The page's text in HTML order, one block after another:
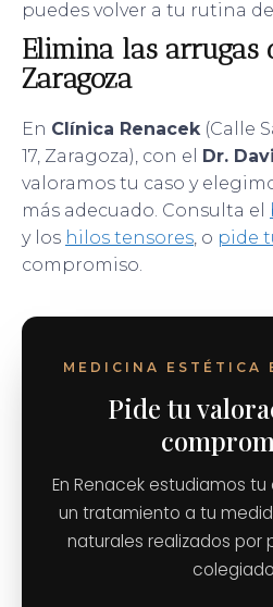
puedes volver a tu rutina
Elimina las arrugas
Zaragoza
En Clínica Renacek(Calle
17, Zaragoza), con el
Dr.
valoramos tu caso y
más adecuado. Consulta el
y los hilos tensores, o pide
compromiso.
MEDICINA ESTÉTICA
Pide tu
En Renacek estudiamos
un tratamiento a tu
naturales realizados por